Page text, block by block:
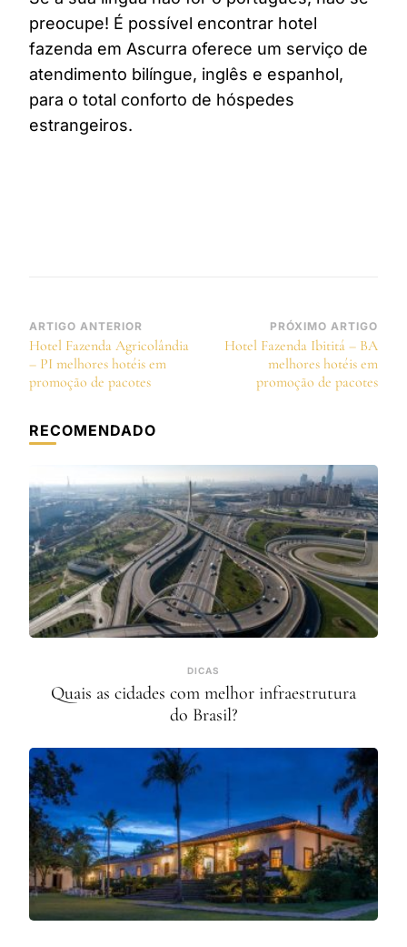
preocupe! É possível encontrar hotel
fazenda em Ascurra oferece um serviço de
atendimento bilíngue, inglês e espanhol,
para o total conforto de hóspedes
estrangeiros.
Navegação
de
post
ARTIGO ANTERIOR
Hotel Fazenda Agricolândia
– PI melhores hotéis em
promoção de pacotes
PRÓXIMO ARTIGO
Hotel Fazenda Ibititá – BA
melhores hotéis em
promoção de pacotes
RECOMENDADO
DICAS
Quais as cidades com melhor infraestrutura
do Brasil?